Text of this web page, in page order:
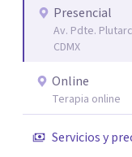
Presencial
Av. Pdte.
CDMX
Online
Terapia online
Servicios y